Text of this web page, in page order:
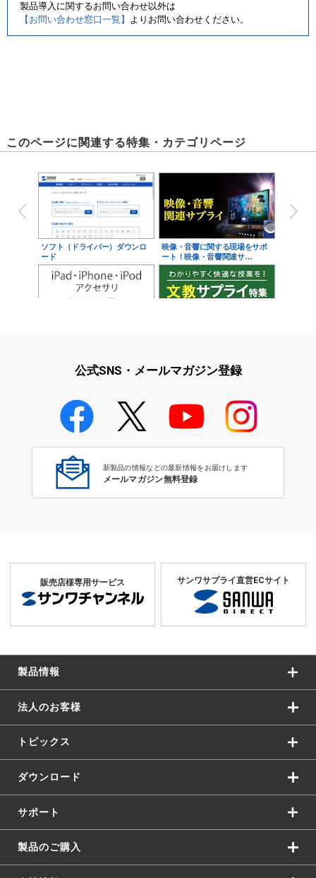
製品導入に関するお問い合わせ以外は
【お問い合わせ窓口一覧】 よりお問い合わせください。
このページに関連する特集・カテゴリページ
ソフト（ドライバー）ダウンロ
ード
映像・音響に関する現場をサポ
ート！映像・音響関連サ…
学校教育のICT環境整備特集
公式SNS・メールマガジン登録
新製品の情報などの最新情報をお届けします
メールマガジン無料登録
販売店様専用サービス サンワサプライ直営ECサイト
製品情報
法人のお客様
トピックス
ダウンロード
サポート
製品のご購入